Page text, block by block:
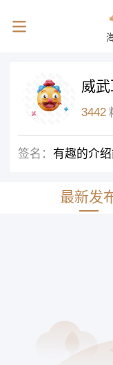
威
3442
签名： 有趣的介
最新发